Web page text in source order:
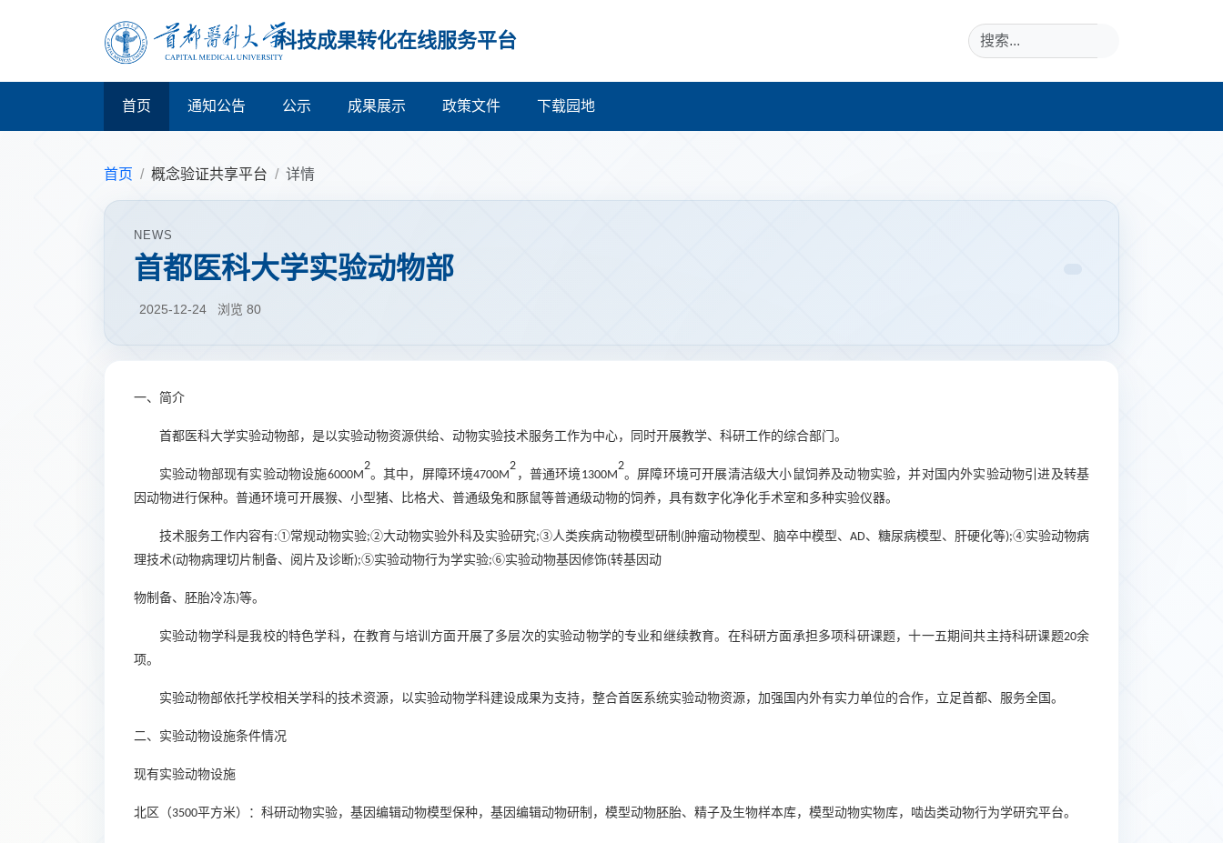
科技成果转化在线服务平台
首页 通知公告 公示 成果展示 政策文件 下载园地
首页 概念验证共享平台 详情
NEWS
首都医科大学实验动物部
2025-12-24 浏览 80
一、 简介
首都医科大学实验动物部，是以实验动物资源供给、动物实验技术服务工作为中心，同时开展教学、科研工作的综合部门。
实验动物部现有实验动物设施6000M
2
。其中，屏障环境4700M
2
，普通环境1300M
2
。屏障环境可开展清洁级大小鼠饲养及动物实验，并对国内外实验动物引进及转基
因动物进行保种。普通环境可开展猴、小型猪、比格犬、普通级兔和豚鼠等普通级动物的饲养，具有数字化净化手术室和多种实验仪器。
技术服务工作内容有:①常规动物实验;②大动物实验外科及实验研究;③人类疾病动物模型研制 (肿瘤动物模型、脑卒中模型、 AD、糖尿病模型、肝硬化等);④实验动物病
理技术(动物病理切片制备、阅片及诊断);⑤实验动物行为学实验;⑥实验动物基因修饰(转基因动
物制备、胚胎冷冻)等。
实验动物学科是我校的特色学科，在教育与培训方面开展了多层次的实验动物学的专业和继续教育。在科研方面承担多项科研课题，十一五期间共主持科研课题20余
项。
实验动物部依托学校相关学科的技术资源，以实验动物学科建设成果为支持，整合首医系统实验动物资源，加强国内外有实力单位的合作，立足首都、服务全国。
二、实验动物设施条件情况
现有实验动物设施
北区（3500平方米）：科研动物实验，基因编辑动物模型保种，基因编辑动物研制，模型动物胚胎、精子及生物样本库，模型动物实物库，啮齿类动物行为学研究平台。